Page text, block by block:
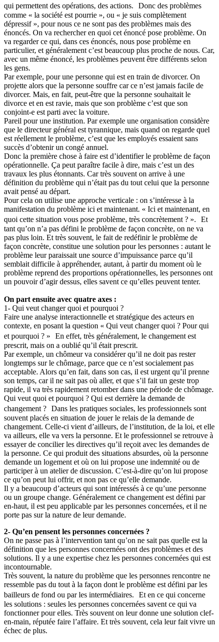
qui permettent des opérations, des actions. Donc des problèmes
comme « la société est pourrie », ou « je suis complètement
dépressif », pour nous ce ne sont pas des problèmes mais des
énoncés. On va rechercher en quoi cet énoncé pose problème. On
va regarder ce qui, dans ces énoncés, nous pose problème en
particulier, et généralement c’est beaucoup plus proche de nous. Car,
avec un même énoncé, les problèmes peuvent être différents selon
les gens.
Par exemple, pour une personne qui est en train de divorcer. On
projette alors que la personne souffre car ce n’est jamais facile de
divorcer. Mais, en fait, peut-être que la personne souhaitait le
divorce et en est ravie, mais que son problème c’est que son
conjoint-e est parti avec la voiture.
Pareil pour une institution. Par exemple une organisation considère
que le directeur général est tyrannique, mais quand on regarde quel
est réellement le problème, c’est que les employés essaient sans
succès d’obtenir un congé annuel.
Donc la première chose à faire est d’identifier le problème de façon
opérationnelle. Ça peut paraître facile à dire, mais c’est un des
travaux les plus étonnants. Car très souvent on arrive à une
définition du problème qui n’était pas du tout celui que la personne
avait pensé au départ.
Pour cela on utilise une approche verticale : on s’intéresse à la
manifestation du problème ici et maintenant. « Ici et maintenant, en
quoi cette situation vous pose problème, très concrètement ? ». Et
tant qu’on n’a pas défini le problème de façon concrète, on ne va
pas plus loin. Et très souvent, le fait de redéfinir le problème de
façon concrète, constitue une solution pour les personnes : autant le
problème leur paraissait une source d’impuissance parce qu’il
semblait difficile à appréhender, autant, à partir du moment où le
problème reprend des proportions opérationnelles, les personnes ont
un pouvoir d’agir dessus, elles savent ce qu’elles peuvent tenter.
On part ensuite avec quatre axes :
1- Qui veut changer quoi et pourquoi ?
Faire une analyse interactionnelle et stratégique des acteurs en
contexte, en posant la question « Qui veut changer quoi ? Pour qui
et pourquoi ? » En effet, très généralement, le changement est
prescrit, mais on a oublié qu’il était prescrit.
Par exemple, un chômeur va considérer qu’il ne doit pas rester
longtemps sur le chômage, parce que ce n’est socialement pas
acceptable. Alors qu’en fait, dans son cas, il est urgent qu’il prenne
son temps, car il ne sait pas où aller, et que s’il fait un geste trop
rapide, il va très rapidement retomber dans une période de chômage.
Qui veut quoi et pourquoi ? Qui est derrière la demande de
changement ? Dans les pratiques sociales, les professionnels sont
souvent placés en situation de jouer le relais de la demande de
changement. Celle-ci vient d’ailleurs, de l’institution, de la loi, et elle
va ailleurs, elle va vers la personne. Et le professionnel se retrouve à
essayer de concilier les directives qu’il reçoit avec les demandes de
la personne. Ce qui produit des situations absurdes, où la personne
demande un logement et où on lui propose une indemnité ou de
participer à un atelier de discussion. C’est-à-dire qu’on lui propose
ce qu’on peut lui offrir, et non pas ce qu’elle demande.
Il y a beaucoup d’acteurs qui sont intéressés à ce qu’une personne
ou un groupe change. Généralement ce changement est défini par
en-haut, il est peu applicable par les personnes concernées, et il ne
porte pas sur la nature de leur demande.
2- Qu’en pensent les personnes concernées ?
On ne passe pas à l’intervention tant qu’on ne sait pas quelle est la
définition que les personnes concernées ont des problèmes et des
solutions. Il y a une expertise chez les personnes concernées qui est
incontournable.
Très souvent, la nature du problème que les personnes rencontre ne
ressemble pas du tout à la façon dont le problème est défini par les
bailleurs de fond ou par les intermédiaires. Et en ce qui concerne
les solutions : seules les personnes concernées savent ce qui va
fonctionner pour elles. Très souvent on leur donne une solution clef-
en-main, réputée faire l’affaire. Et très souvent, cela leur fait vivre un
échec de plus.